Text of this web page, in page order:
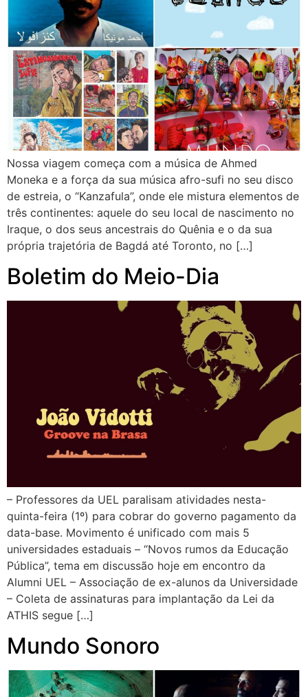
Nossa viagem começa com a música de Ahmed
Moneka e a força da sua música afro-sufi no seu disco
de estreia, o “Kanzafula”, onde ele mistura elementos de
três continentes: aquele do seu local de nascimento no
Iraque, o dos seus ancestrais do Quênia e o da sua
própria trajetória de Bagdá até Toronto, no […]
Boletim do Meio-Dia
– Professores da UEL paralisam atividades nesta-
quinta-feira (1º) para cobrar do governo pagamento da
data-base. Movimento é unificado com mais 5
universidades estaduais – “Novos rumos da Educação
Pública”, tema em discussão hoje em encontro da
Alumni UEL – Associação de ex-alunos da Universidade
– Coleta de assinaturas para implantação da Lei da
ATHIS segue […]
Mundo Sonoro